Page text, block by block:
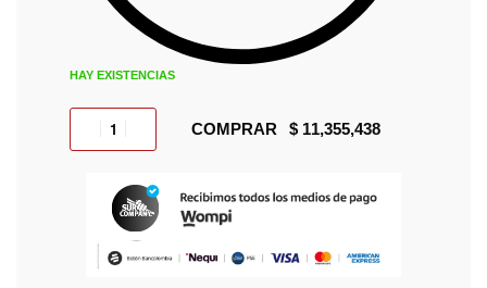
HAY EXISTENCIAS
COMPRAR